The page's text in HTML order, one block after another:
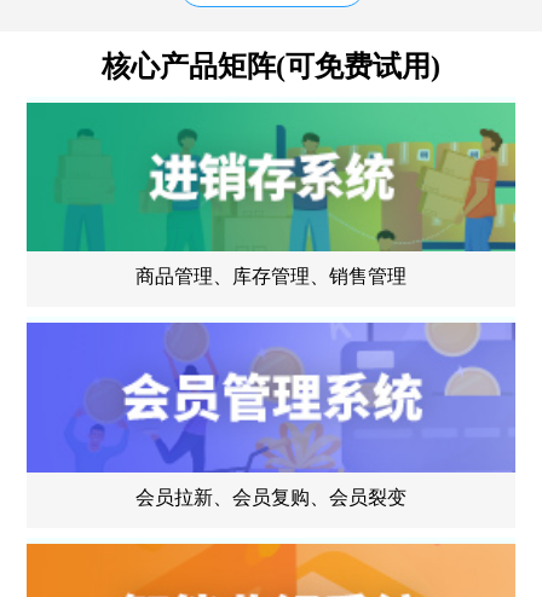
核心产品矩阵(可免费试用)
商品管理、库存管理、销售管理
会员拉新、会员复购、会员裂变